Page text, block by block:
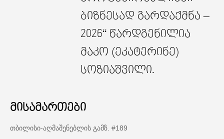
ბიზნესად გარდაქმნა –
2026“ წარდგენილია
მაკო (ეკატერინე)
სოზიაშვილი.
მისამართები
თბილისი-აღმაშენებლის გამზ. #189